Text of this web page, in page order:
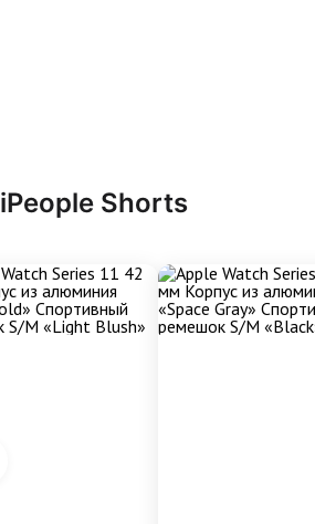
iPeople Shorts